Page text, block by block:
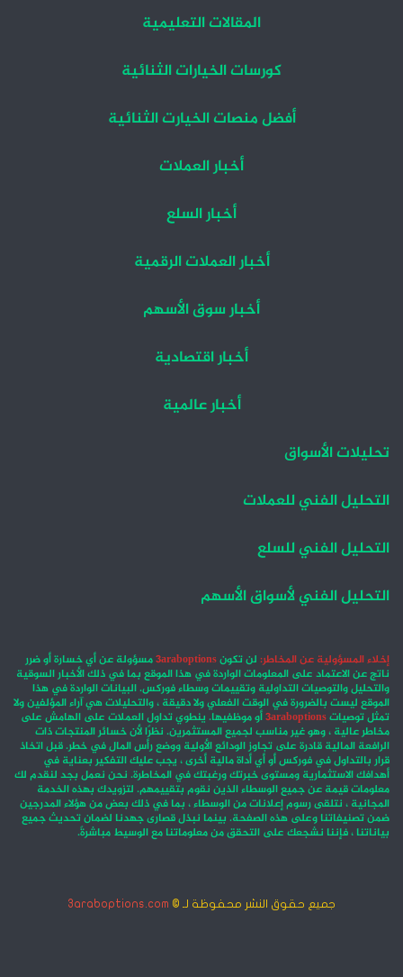
المقالات التعليمية
كورسات الخيارات الثنائية
أفضل منصات الخيارت الثنائية
أخبار العملات
أخبار السلع
أخبار العملات الرقمية
أخبار سوق الأسهم
أخبار اقتصادية
أخبار عالمية
تحليلات الأسواق
التحليل الفني للعملات
التحليل الفني للسلع
التحليل الفني لأسواق الأسهم
إخلاء المسؤولية عن المخاطر: لن تكون3araboptionsمسؤولة عن أي خسارة أو ضرر
ناتج عن الاعتماد على المعلومات الواردة في هذا الموقع بما في ذلك الأخبار السوقية
والتحليل والتوصيات التداولية وتقييمات وسطاء فوركس. البيانات الواردة في هذا
الموقع ليست بالضرورة في الوقت الفعلي ولا دقيقة ، والتحليلات هي آراء المؤلفين ولا
تمثل توصيات3araboptionsأو موظفيها. ينطوي تداول العملات على الهامش على
مخاطر عالية ، وهو غير مناسب لجميع المستثمرين. نظرًا لأن خسائر المنتجات ذات
الرافعة المالية قادرة على تجاوز الودائع الأولية ووضع رأس المال في خطر. قبل اتخاذ
قرار بالتداول في فوركس أو أي أداة مالية أخرى ، يجب عليك التفكير بعناية في
أهدافك الاستثمارية ومستوى خبرتك ورغبتك في المخاطرة. نحن نعمل بجد لنقدم لك
معلومات قيمة عن جميع الوسطاء الذين نقوم بتقييمهم. لتزويدك بهذه الخدمة
المجانية ، نتلقى رسوم إعلانات من الوسطاء ، بما في ذلك بعض من هؤلاء المدرجين
ضمن تصنيفاتنا وعلى هذه الصفحة. بينما نبذل قصارى جهدنا لضمان تحديث جميع
بياناتنا ، فإننا نشجعك على التحقق من معلوماتنا مع الوسيط مباشرةً.
جميع حقوق النشر محفوظة لـ © 3araboptions.com